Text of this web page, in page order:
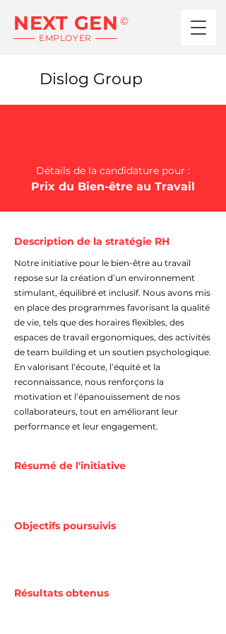
NEXT GEN
EMPLOYER
©
Dislog Group
Détails de la candidature pour :
Prix du Bien-être au Travail
Description de la stratégie RH
Notre initiative pour le bien-être au travail
repose sur la création d’un environnement
stimulant, équilibré et inclusif. Nous avons mis
en place des programmes favorisant la qualité
de vie, tels que des horaires flexibles, des
espaces de travail ergonomiques, des activités
de team building et un soutien psychologique.
En valorisant l’écoute, l’équité et la
reconnaissance, nous renforçons la
motivation et l’épanouissement de nos
collaborateurs, tout en améliorant leur
performance et leur engagement.
Résumé de l'initiative
Objectifs poursuivis
Résultats obtenus